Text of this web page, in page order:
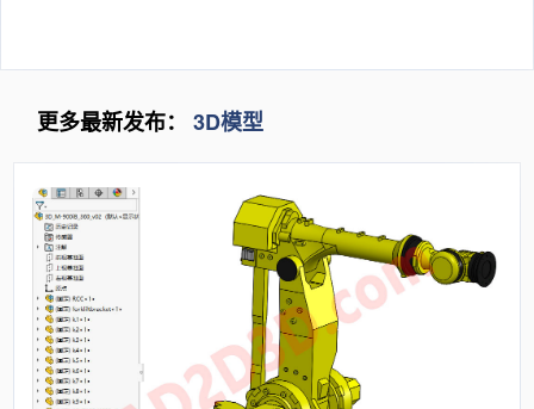
更多最新发布： 3D模型